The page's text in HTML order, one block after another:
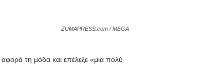
ZUMAPRESS.com / MEGA
τη μόδα και επέλεξε «μια πολύ